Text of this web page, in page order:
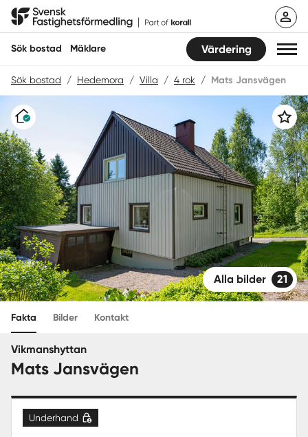
Hoppa
Svensk Fastighetsförmedling
Sök bostad Mäklare Värdering
Sök bostad
Hitta mäklare
Sälja
Köpa
Guider
Start
Logga in
Sverige |
Sök bostad / Hedemora / Villa / 4 rok / Mats Jansvägen
Varudeklarerat Spara
Alla bilder 21
Fakta Bilder Kontakt
Vikmanshyttan
Mats Jansvägen
Underhand